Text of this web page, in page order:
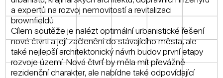
a expertů na rozvoj nemovitostí a revitalizaci
brownfieldů.
Cílem soutěže je nalézt optimální urbanistické řešení
nové čtvrti a její začlenění do stávajícího města, ale
také nejlepší architektonický návrh budov první etapy
rozvoje území. Nová čtvrť by měla mít převážně
rezidenční charakter, ale nabídne také odpovídající